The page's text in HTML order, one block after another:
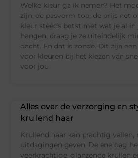
Welke kleur ga ik nemen? Het
zijn, de pasvorm top, de prijs net
kleur steeds botst met wat je al in
hangen, draag je ze uiteindelijk
dacht. En dat is zonde. Dit zijn
voor kleuren bij het kiezen van
voor jou
Alles over de verzorging en
krullend haar
Krullend haar kan prachtig vallen,
uitdagingen geven. De ene dag
veerkrachtige, glanzende krullen